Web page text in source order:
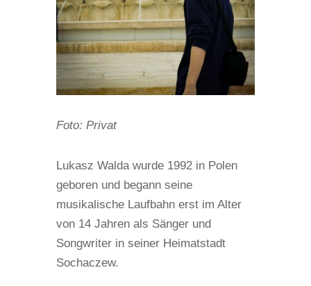
Foto: Privat
Lukasz Walda wurde 1992 in Polen
geboren und begann seine
musikalische Laufbahn erst im Alter
von 14 Jahren als Sänger und
Songwriter in seiner Heimatstadt
Sochaczew.